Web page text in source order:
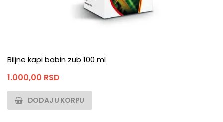
Biljne kapi babin zub 100 ml
1.000,00 RSD
DODAJ U KORPU